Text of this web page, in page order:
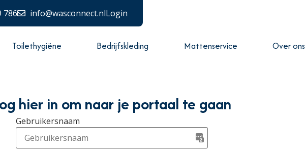
786 info@wasconnect.nlLogin
Toilethygiëne Bedrijfskleding Mattenservice Over ons
hier in om naar je portaal te gaan
Gebruikersnaam